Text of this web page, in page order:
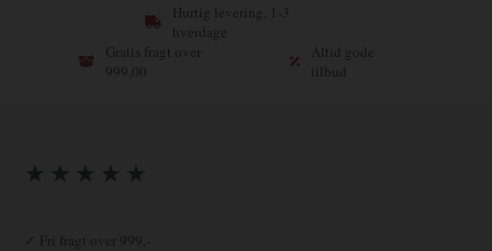
Hurtig levering, 1-3
hverdage
Gratis fragt over
999,00
Altid gode
tilbud
★ ★ ★ ★ ★
✓ Fri fragt over 999,-